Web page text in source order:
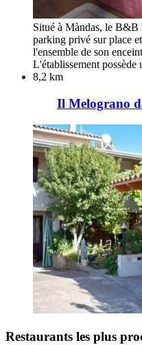
Situé à Màndas, le B&B
parking privé sur place
l'ensemble de son
L'établissement possède
8,2 km
Il Melograno
Restaurants les plus